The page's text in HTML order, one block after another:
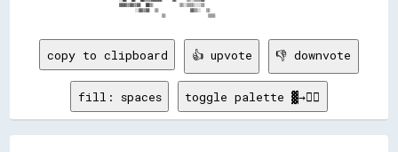
                            ▓▓▓▓▒▒▓▓▒▒▓▓  ██▒▒          ▒▒░░▒▒▒▒░░░░▒▒
                                  ░░▓▓▒▒▓▓  ▒▒            ▓▓▒▒░░  ▒▒
copy to clipboard 👍 upvote 👎 downvote
fill: spaces toggle palette ▓→✊🏽